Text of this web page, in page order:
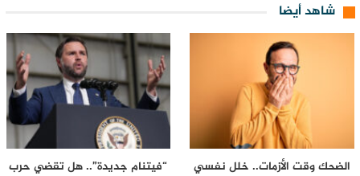
شاهد أيضا
الضحك وقت الأزمات.. خلل نفسي
“فيتنام جديدة”.. هل تقضي حرب